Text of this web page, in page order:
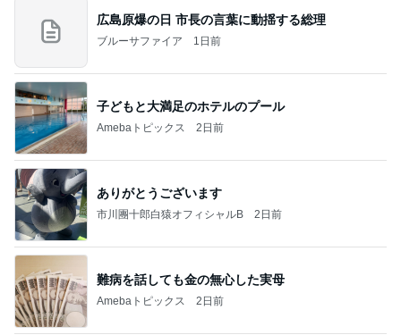
広島原爆の日 市長の言葉に動揺する総理
ブルーサファイア 1日前
子どもと大満足のホテルのプール
Amebaトピックス 2日前
ありがとうございます
市川團十郎白猿オフィシャルB 2日前
難病を話しても金の無心した実母
Amebaトピックス 2日前